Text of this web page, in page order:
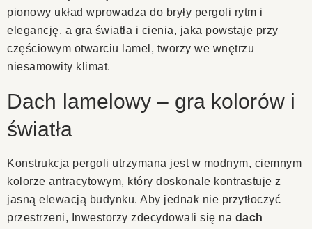
pionowy układ wprowadza do bryły pergoli rytm i
elegancję, a gra światła i cienia, jaka powstaje przy
częściowym otwarciu lamel, tworzy we wnętrzu
niesamowity klimat.
Dach lamelowy – gra kolorów i
światła
Konstrukcja pergoli utrzymana jest w modnym, ciemnym
kolorze antracytowym, który doskonale kontrastuje z
jasną elewacją budynku. Aby jednak nie przytłoczyć
przestrzeni, Inwestorzy zdecydowali się na dach